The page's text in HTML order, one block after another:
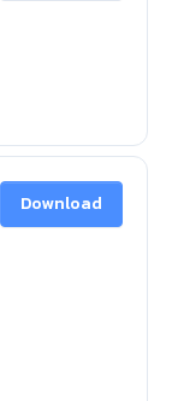
Download